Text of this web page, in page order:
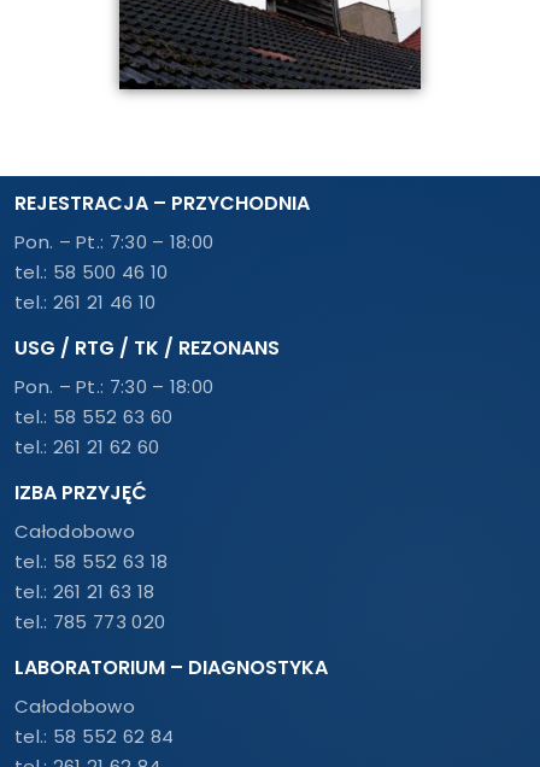
REJESTRACJA – PRZYCHODNIA
Pon. – Pt.: 7:30 – 18:00
tel.: 58 500 46 10
tel.: 261 21 46 10
USG / RTG / TK / REZONANS
Pon. – Pt.: 7:30 – 18:00
tel.: 58 552 63 60
tel.: 261 21 62 60
IZBA PRZYJĘĆ
Całodobowo
tel.: 58 552 63 18
tel.: 261 21 63 18
tel.: 785 773 020
LABORATORIUM – DIAGNOSTYKA
Całodobowo
tel.: 58 552 62 84